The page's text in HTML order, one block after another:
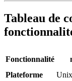
Tableau de
Fonctionnalité
Plateforme